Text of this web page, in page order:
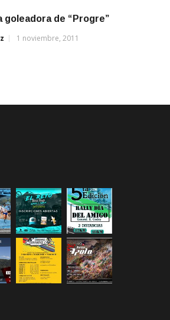
goleadora de “Progre”
1 noviembre, 2011